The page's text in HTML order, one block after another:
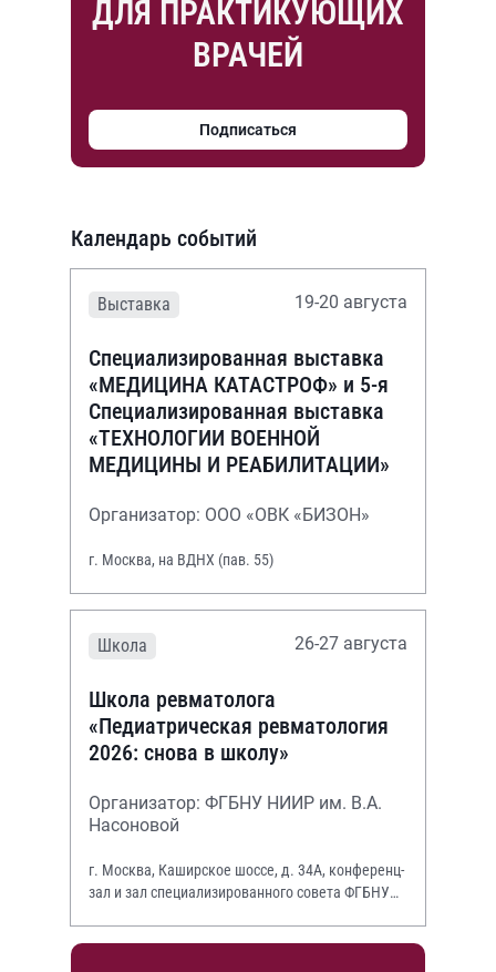
ДЛЯ ПРАКТИКУЮЩИХ
ВРАЧЕЙ
Подписаться
Календарь событий
Выставка 19-20 августа
Специализированная выставка
«МЕДИЦИНА КАТАСТРОФ» и 5-я
Специализированная выставка
«ТЕХНОЛОГИИ ВОЕННОЙ
МЕДИЦИНЫ И РЕАБИЛИТАЦИИ»
Организатор: ООО «ОВК «БИЗОН»
г. Москва, на ВДНХ (пав. 55)
Школа 26-27 августа
Школа ревматолога
«Педиатрическая ревматология
2026: снова в школу»
Организатор: ФГБНУ НИИР им. В.А.
Насоновой
г. Москва, Каширское шоссе, д. 34А, конференц-
зал и зал специализированного совета ФГБНУ